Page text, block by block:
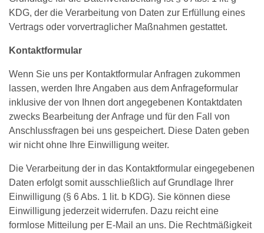
KDG, der die Verarbeitung von Daten zur Erfüllung eines
Vertrags oder vorvertraglicher Maßnahmen gestattet.
Kontaktformular
Wenn Sie uns per Kontaktformular Anfragen zukommen
lassen, werden Ihre Angaben aus dem Anfrageformular
inklusive der von Ihnen dort angegebenen Kontaktdaten
zwecks Bearbeitung der Anfrage und für den Fall von
Anschlussfragen bei uns gespeichert. Diese Daten geben
wir nicht ohne Ihre Einwilligung weiter.
Die Verarbeitung der in das Kontaktformular eingegebenen
Daten erfolgt somit ausschließlich auf Grundlage Ihrer
Einwilligung (§ 6 Abs. 1 lit. b KDG). Sie können diese
Einwilligung jederzeit widerrufen. Dazu reicht eine
formlose Mitteilung per E-Mail an uns. Die Rechtmäßigkeit